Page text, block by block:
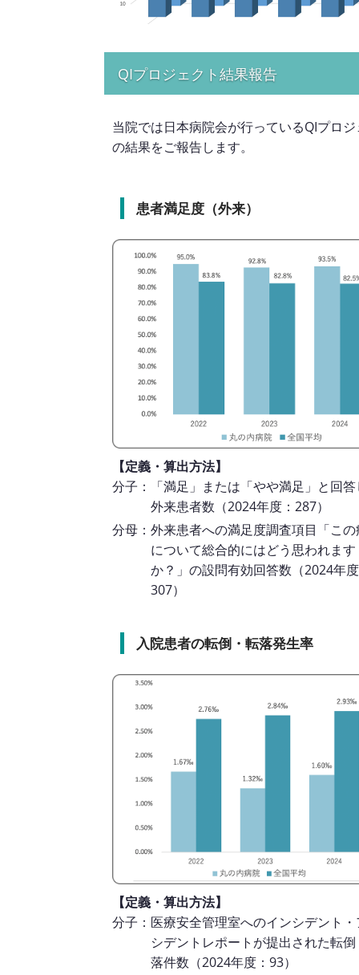
QIプロジェクト結果報告
当院では日本病院会が行っているQIプロ
の結果をご報告します。
患者満足度（外来）
【定義・算出方法】
分子：「満足」または「やや満足」と回
外来患者数（2024年度：287）
分母：外来患者への満足度調査項目「こ
について総合的にはどう思われます
か？」の設問有効回答数（2024年
307）
入院患者の転倒・転落発生率
【定義・算出方法】
分子：医療安全管理室へのインシデント
シデントレポートが提出された転
落件数（2024年度：93）